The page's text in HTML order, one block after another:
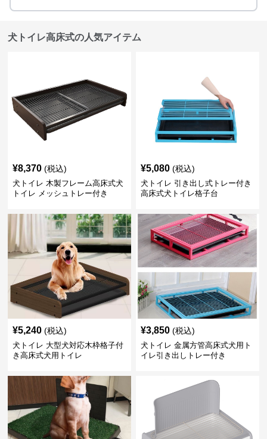
犬トイレ高床式の人気アイテム
¥8,370 (税込)
犬トイレ 木製フレーム高床式犬
トイレ メッシュトレー付き
¥5,080 (税込)
犬トイレ 引き出し式トレー付き
高床式犬トイレ格子台
¥5,240 (税込)
犬トイレ 大型犬対応木枠格子付
き高床式犬用トイレ
¥3,850 (税込)
犬トイレ 金属方管高床式犬用ト
イレ引き出しトレー付き